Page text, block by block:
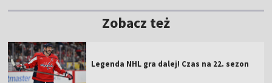
Zobacz też
Legenda NHL gra dalej! Czas na 22. sezon